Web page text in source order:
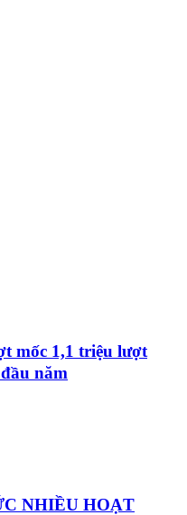
mốc 1,1 triệu lượt
năm
NHIỀU HOẠT